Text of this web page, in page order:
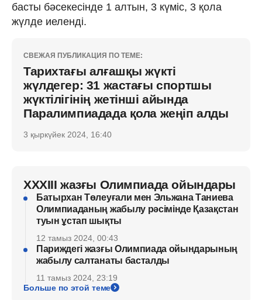
басты бәсекесінде 1 алтын, 3 күміс, 3 қола
жүлде иеленді.
СВЕЖАЯ ПУБЛИКАЦИЯ ПО ТЕМЕ:
Тарихтағы алғашқы жүкті
жүлдегер: 31 жастағы спортшы
жүктілігінің жетінші айында
Паралимпиадада қола жеңіп алды
3 қыркүйек 2024, 16:40
XXXIII жазғы Олимпиада ойындары
Батырхан Төлеуғали мен Эльжана Таниева
Олимпиаданың жабылу рәсімінде Қазақстан
туын ұстап шықты
12 тамыз 2024, 00:43
Париждегі жазғы Олимпиада ойындарының
жабылу салтанаты басталды
11 тамыз 2024, 23:19
Больше по этой теме